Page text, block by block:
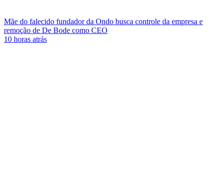
Mãe do falecido fundador da Ondo busca controle da empresa e
remoção de De Bode como CEO
10 horas atrás